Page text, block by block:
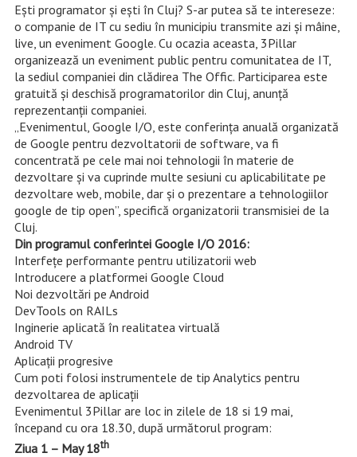
Ești programator și ești în Cluj? S-ar putea să te intereseze:
o companie de IT cu sediu în municipiu transmite azi și mâine,
live, un eveniment Google. Cu ocazia aceasta, 3Pillar
organizează un eveniment public pentru comunitatea de IT,
la sediul companiei din clădirea The Offic. Participarea este
gratuită și deschisă programatorilor din Cluj, anunță
reprezentanții companiei.
„Evenimentul, Google I/O, este conferința anuală organizată
de Google pentru dezvoltatorii de software, va fi
concentrată pe cele mai noi tehnologii în materie de
dezvoltare și va cuprinde multe sesiuni cu aplicabilitate pe
dezvoltare web, mobile, dar și o prezentare a tehnologiilor
google de tip open”, specifică organizatorii transmisiei de la
Cluj.
Din programul conferintei Google I/O 2016:
Interfețe performante pentru utilizatorii web
Introducere a platformei Google Cloud
Noi dezvoltări pe Android
DevTools on RAILs
Inginerie aplicată în realitatea virtuală
Android TV
Aplicații progresive
Cum poti folosi instrumentele de tip Analytics pentru
dezvoltarea de aplicații
Evenimentul 3Pillar are loc in zilele de 18 si 19 mai,
începand cu ora 18.30, după următorul program:
Ziua 1 – May 18th